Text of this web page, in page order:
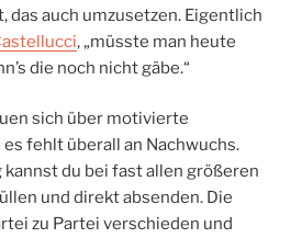
das auch umzusetzen. Eigentlich
, „müsste man heute
die noch nicht gäbe.“
sich über motivierte
fehlt überall an Nachwuchs.
du bei fast allen größeren
und direkt absenden. Die
zu Partei verschieden und